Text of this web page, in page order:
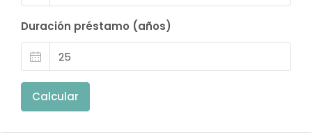
Duración préstamo (años)
Calcular